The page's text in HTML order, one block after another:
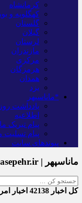
کرمانشاه
کهگلویه و
گلستان
گیلان
لرستان
مازندران
مرکزی
هرمزگان
همدان
یزد
*ماناسپهر
یادداشت روز
اطلاعیه
پیام تبریک
پیام تسلیت
پیوندهای سایت
ماناسپهر | manasepehr.ir
کل اخبار اخبار